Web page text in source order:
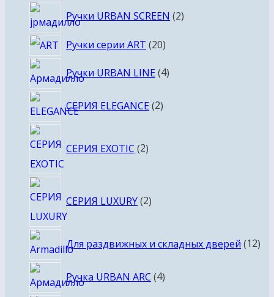
Ручки URBAN SCREEN 22
Ручки серии ART 2020
Ручки URBAN LINE 44
СЕРИЯ ELEGANCE 22
СЕРИЯ EXOTIC 2товара
СЕРИЯ LUXURY 2товара
Для раздвижных и складных дверей 1212
Ручка URBAN ARC 44